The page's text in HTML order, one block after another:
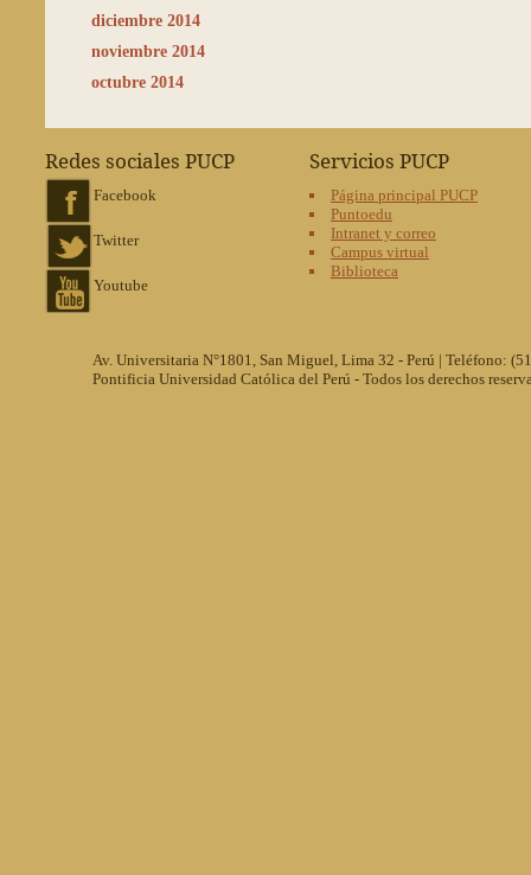
diciembre 2014
noviembre 2014
octubre 2014
Redes sociales PUCP
Facebook
Twitter
Youtube
Servicios PUCP
Página principal PUCP
Puntoedu
Intranet y correo
Campus virtual
Biblioteca
Av. Universitaria N°1801, San Miguel, Lima 32 - Perú | Teléfono:
Pontificia Universidad Católica del Perú - Todos los derechos